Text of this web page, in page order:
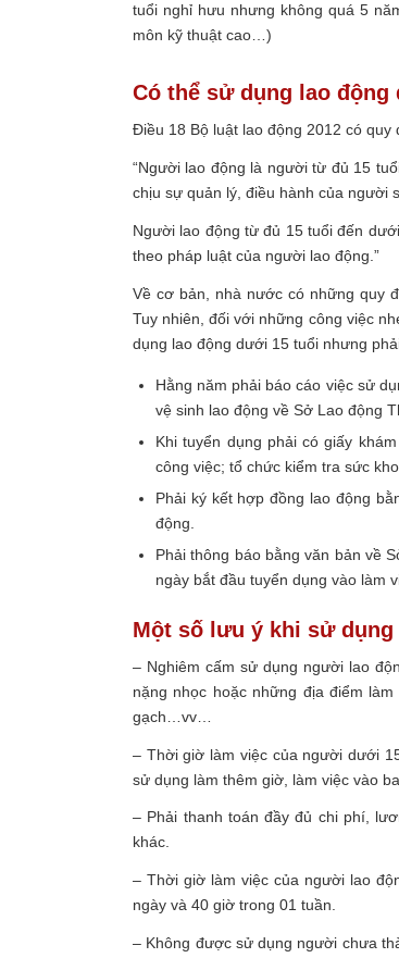
tuổi nghỉ hưu nhưng không quá 5
môn kỹ thuật cao…)
Có thể sử dụng lao
Điều 18 Bộ luật lao động 2012 có
“Người lao động là người từ đủ 15
chịu sự quản lý, điều hành của người
Người lao động từ đủ 15 tuổi đến
theo pháp luật của người lao động.”
Về cơ bản, nhà nước có những quy
Tuy nhiên, đối với những công việc
dụng lao động dưới 15 tuổi nhưng
Hằng năm phải báo cáo việc sử
vệ sinh lao động về Sở Lao động
Khi tuyển dụng phải có giấy
công việc; tổ chức kiểm tra sức
Phải ký kết hợp đồng lao động
động.
Phải thông báo bằng văn bản về
ngày bắt đầu tuyển dụng vào làm
Một số lưu ý khi sử
– Nghiêm cấm sử dụng người lao
nặng nhọc hoặc những địa điểm
gạch…vv…
– Thời giờ làm việc của người dưới
sử dụng làm thêm giờ, làm việc vào
– Phải thanh toán đầy đủ chi phí,
khác.
– Thời giờ làm việc của người lao
ngày và 40 giờ trong 01 tuần.
– Không được sử dụng người chưa